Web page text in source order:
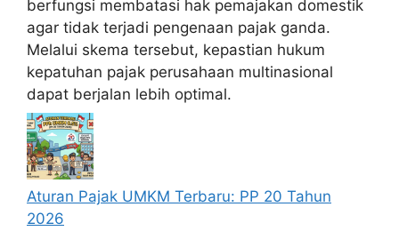
berfungsi membatasi hak pemajakan domestik
agar tidak terjadi pengenaan pajak ganda.
Melalui skema tersebut, kepastian hukum
kepatuhan pajak perusahaan multinasional
dapat berjalan lebih optimal.
Aturan Pajak UMKM Terbaru: PP 20 Tahun
2026